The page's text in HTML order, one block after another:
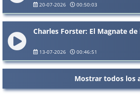
20-07-2026 00:50:03
Charles Forster: El Magnate de
13-07-2026 00:46:51
Mostrar todos los